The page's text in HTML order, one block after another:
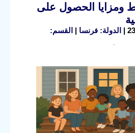
ومزايا الحصول على
الدولة: فرنسا | القسم: